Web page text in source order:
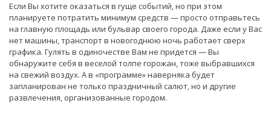
Если Вы хотите оказаться в гуще событий, но при этом
планируете потратить минимум средств — просто отправьтесь
на главную площадь или бульвар своего города. Даже если у Вас
нет машины, транспорт в новогоднюю ночь работает сверх
графика. Гулять в одиночестве Вам не придется — Вы
обнаружите себя в веселой толпе горожан, тоже выбравшихся
на свежий воздух. А в «программе» наверняка будет
запланирован не только праздничный салют, но и другие
развлечения, организованные городом.